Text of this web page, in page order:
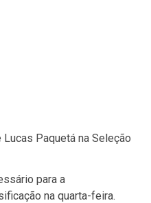
Paquetá na Seleção
para a
na quarta-feira.